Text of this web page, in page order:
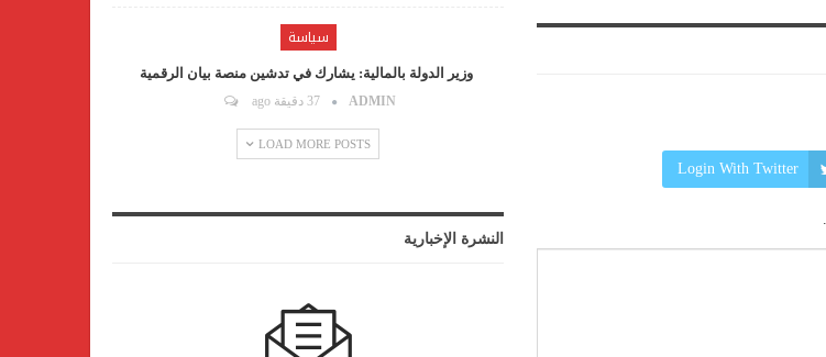
Login With Twitter
سياسة
وزير الدولة بالمالية: يشارك في تدشين منصة بيان الرقمية
ADMIN 37 دقيقة ago
LOAD MORE POSTS
النشرة الإخبارية